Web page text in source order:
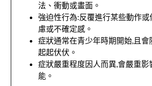
法、衝動或畫面。
強迫性行為:反覆進行某些動作或
慮或不確定感。
症狀通常在青少年時期開始,且會
起起伏伏。
症狀嚴重程度因人而異,會嚴重影
能。